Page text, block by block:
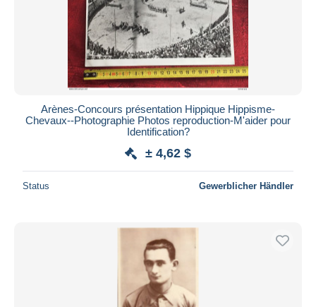
Arènes-Concours présentation Hippique Hippisme-
Chevaux--Photographie Photos reproduction-M'aider pour
Identification?
± 4,62 $
Status Gewerblicher Händler